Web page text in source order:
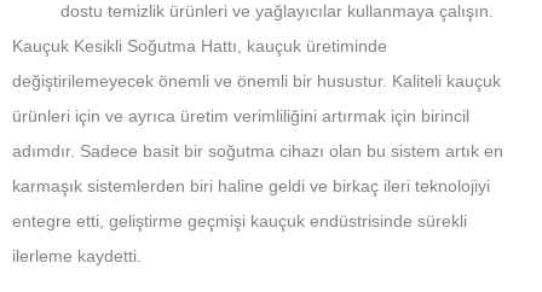
dostu temizlik ürünleri ve yağlayıcılar kullanmaya çalışın.
Kauçuk Kesikli Soğutma Hattı, kauçuk üretiminde
değiştirilemeyecek önemli ve önemli bir husustur. Kaliteli kauçuk
ürünleri için ve ayrıca üretim verimliliğini artırmak için birincil
adımdır. Sadece basit bir soğutma cihazı olan bu sistem artık en
karmaşık sistemlerden biri haline geldi ve birkaç ileri teknolojiyi
entegre etti, geliştirme geçmişi kauçuk endüstrisinde sürekli
ilerleme kaydetti.